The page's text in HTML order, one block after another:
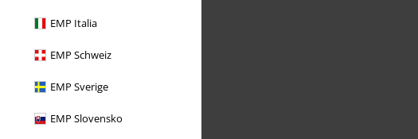
EMP Italia
EMP Schweiz
EMP Sverige
EMP Slovensko